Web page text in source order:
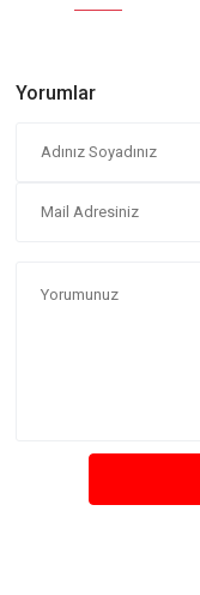
Yorumlar